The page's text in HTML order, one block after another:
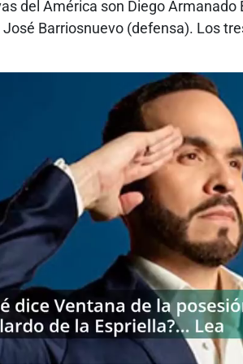
del América son Diego
Barriosnuevo (defensa). Los